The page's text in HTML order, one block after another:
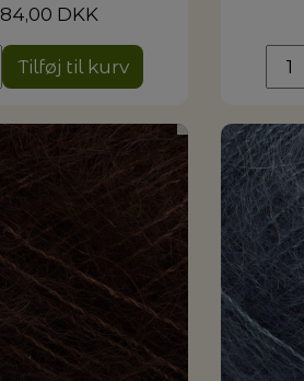
84,00 DKK
Tilføj til kurv